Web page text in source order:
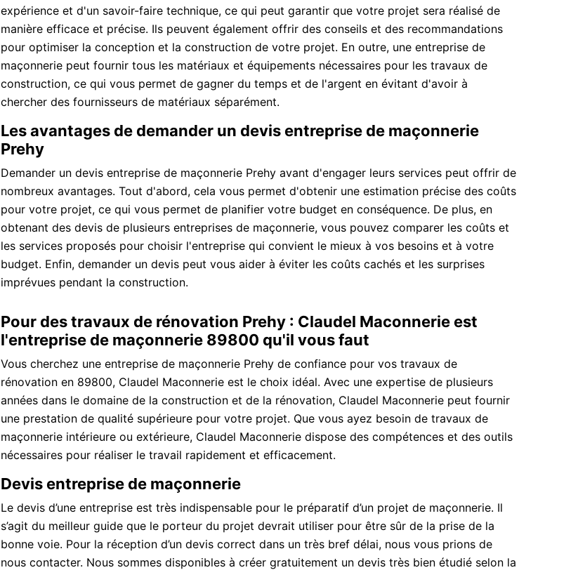
expérience et d'un savoir-faire technique, ce qui peut garantir que votre projet sera réalisé de
manière efficace et précise. Ils peuvent également offrir des conseils et des recommandations
pour optimiser la conception et la construction de votre projet. En outre, une entreprise de
maçonnerie peut fournir tous les matériaux et équipements nécessaires pour les travaux de
construction, ce qui vous permet de gagner du temps et de l'argent en évitant d'avoir à
chercher des fournisseurs de matériaux séparément.
Les avantages de demander un devis entreprise de maçonnerie
Prehy
Demander un devis entreprise de maçonnerie Prehy avant d'engager leurs services peut offrir de
nombreux avantages. Tout d'abord, cela vous permet d'obtenir une estimation précise des coûts
pour votre projet, ce qui vous permet de planifier votre budget en conséquence. De plus, en
obtenant des devis de plusieurs entreprises de maçonnerie, vous pouvez comparer les coûts et
les services proposés pour choisir l'entreprise qui convient le mieux à vos besoins et à votre
budget. Enfin, demander un devis peut vous aider à éviter les coûts cachés et les surprises
imprévues pendant la construction.
Pour des travaux de rénovation Prehy : Claudel Maconnerie est
l'entreprise de maçonnerie 89800 qu'il vous faut
Vous cherchez une entreprise de maçonnerie Prehy de confiance pour vos travaux de
rénovation en 89800, Claudel Maconnerie est le choix idéal. Avec une expertise de plusieurs
années dans le domaine de la construction et de la rénovation, Claudel Maconnerie peut fournir
une prestation de qualité supérieure pour votre projet. Que vous ayez besoin de travaux de
maçonnerie intérieure ou extérieure, Claudel Maconnerie dispose des compétences et des outils
nécessaires pour réaliser le travail rapidement et efficacement.
Devis entreprise de maçonnerie
Le devis d’une entreprise est très indispensable pour le préparatif d’un projet de maçonnerie. Il
s’agit du meilleur guide que le porteur du projet devrait utiliser pour être sûr de la prise de la
bonne voie. Pour la réception d’un devis correct dans un très bref délai, nous vous prions de
nous contacter. Nous sommes disponibles à créer gratuitement un devis très bien étudié selon la